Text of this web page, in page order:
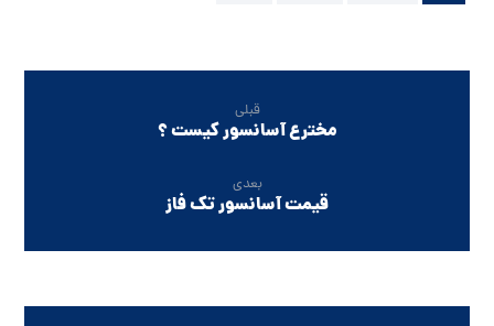
قبلی
مخترع آسانسور کیست ؟
بعدی
قیمت آسانسور تک فاز